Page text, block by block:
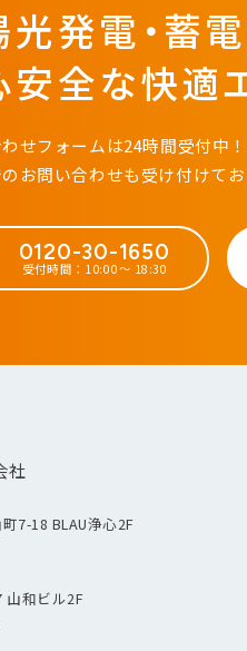
光発電・蓄
安全な快適
せフォームは24時間受付中！
お問い合わせも受け付けてお
0120-30-1650
受付時間：10:00 ～ 18:30
7-18 BLAU浄心2F
山和ビル2F